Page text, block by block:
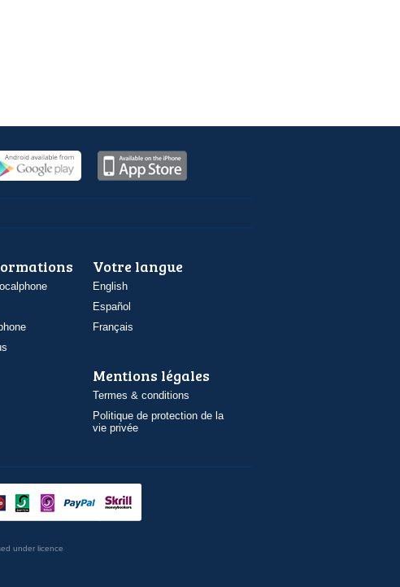
Votre langue
English
Español
Français
Mentions légales
Termes & conditions
Politique de protection de la
vie privée
under licence